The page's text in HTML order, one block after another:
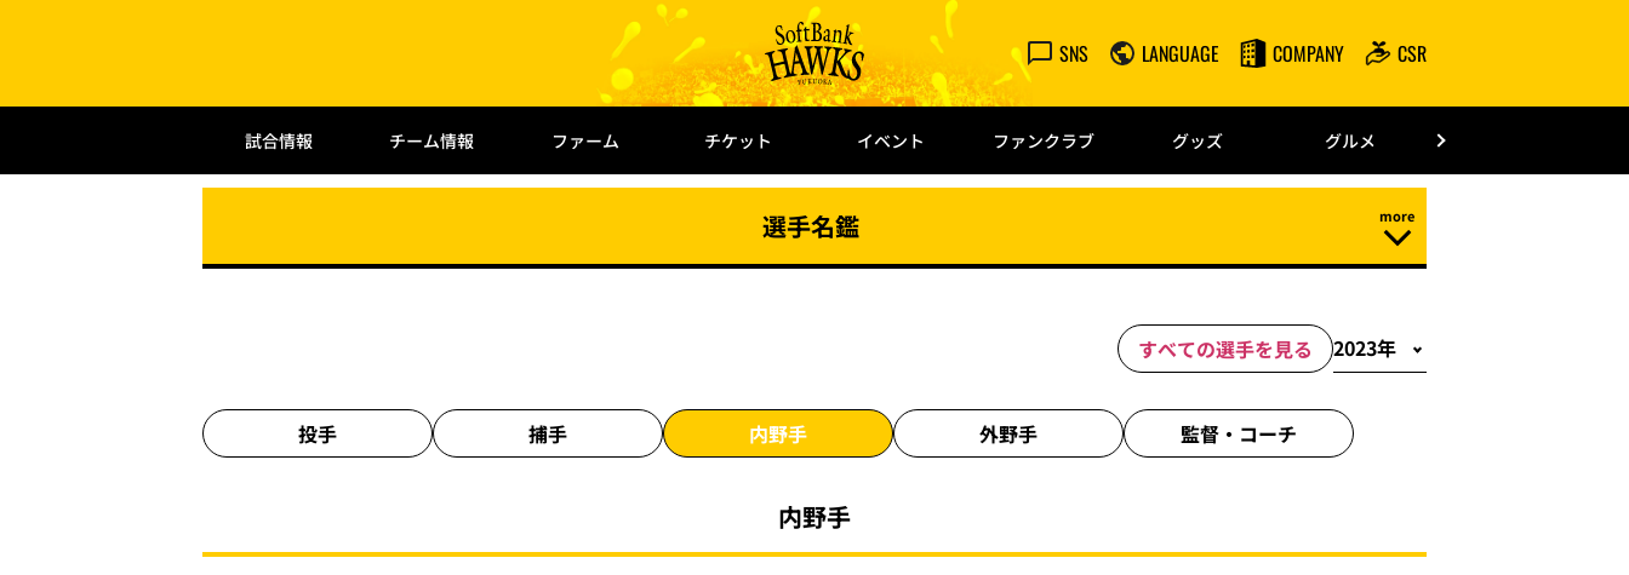
SNS LANGUAGE COMPANY CSR
試合情報 チーム情報 ファーム チケット イベント ファンクラブ グッズ グルメ
選手名鑑
すべての選手を見る
投手 捕手 内野手 外野手 監督・ コーチ
内野手